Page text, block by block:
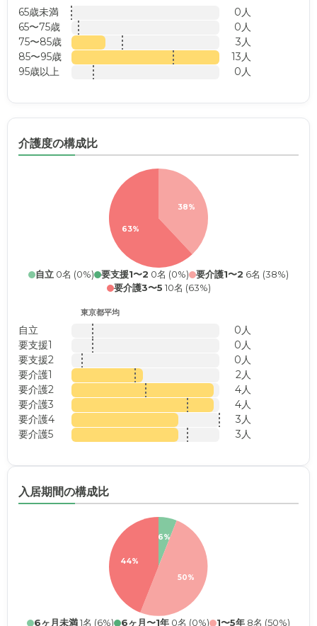
65歳未満
0人
65〜75歳
0人
75〜85歳
3人
85〜95歳
13人
95歳以上
0人
介護度の構成比
38%
63%
自立 0名 (0%) 要支援1〜2 0名 (0%) 要介護1〜2 6名 (38%)
要介護3〜5 10名 (63%)
東京都平均
自立
0人
要支援1
0人
要支援2
0人
要介護1
2人
要介護2
4人
要介護3
4人
要介護4
3人
要介護5
3人
入居期間の構成比
6%
50%
44%
6ヶ月未満1名 (6%) 6ヶ月〜1年 0名 (0%) 1〜5年 8名 (50%)